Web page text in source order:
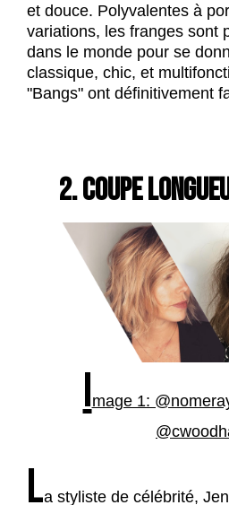
et douce. Polyvalentes à
variations, les franges sont
dans le monde pour se
classique, chic, et
"Bangs" ont définitivement
2. COUPE
Image 1:
La styliste de célébrité,